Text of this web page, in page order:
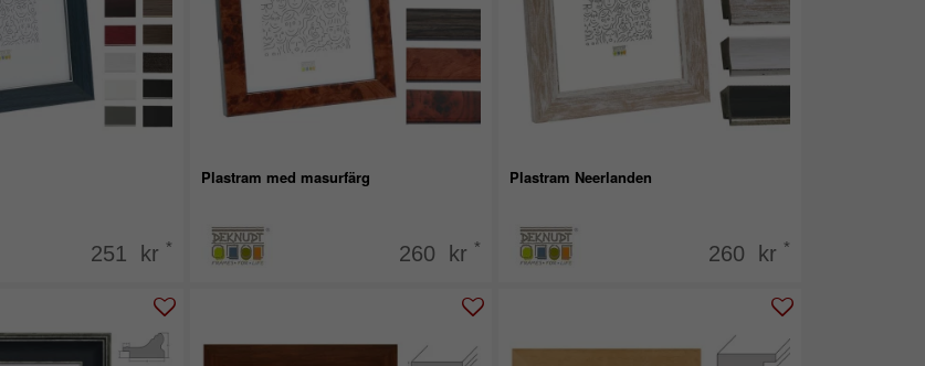
251 kr *
Plastram med masurfärg
260 kr *
Plastram Neerlanden
260 kr *